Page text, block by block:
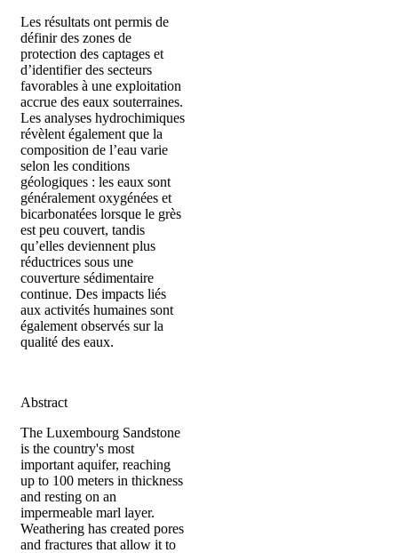
Les résultats ont permis de
définir des zones de
protection des captages et
d’identifier des secteurs
favorables à une exploitation
accrue des eaux souterraines.
Les analyses hydrochimiques
révèlent également que la
composition de l’eau varie
selon les conditions
géologiques : les eaux sont
généralement oxygénées et
bicarbonatées lorsque le grès
est peu couvert, tandis
qu’elles deviennent plus
réductrices sous une
couverture sédimentaire
continue. Des impacts liés
aux activités humaines sont
également observés sur la
qualité des eaux.
Abstract
The Luxembourg Sandstone
is the country's most
important aquifer, reaching
up to 100 meters in thickness
and resting on an
impermeable marl layer.
Weathering has created pores
and fractures that allow it to